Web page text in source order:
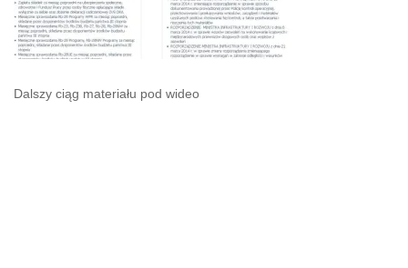
Dalszy ciąg materiału pod wideo